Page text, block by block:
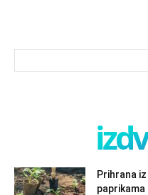
Prihrana